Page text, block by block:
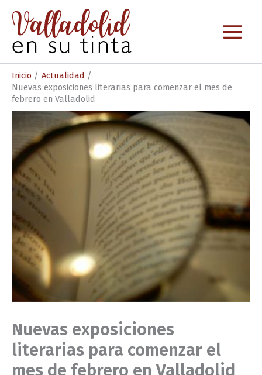
contenido
Inicio
Actualidad
Nuevas exposiciones literarias para comenzar el mes de
febrero en Valladolid
Nuevas exposiciones
literarias para comenzar el
mes de febrero en Valladolid